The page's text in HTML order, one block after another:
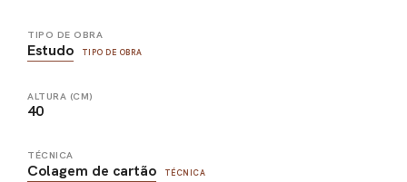
TIPO DE OBRA
Estudo TIPO DE OBRA
ALTURA (CM)
40
TÉCNICA
Colagem de cartão TÉCNICA